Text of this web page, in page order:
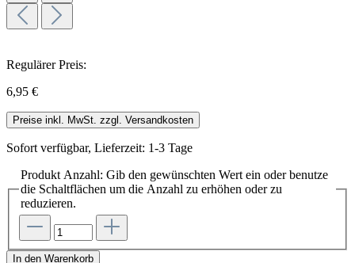
Regulärer Preis:
6,95 €
Preise inkl. MwSt. zzgl. Versandkosten
Sofort verfügbar, Lieferzeit: 1-3 Tage
Produkt Anzahl: Gib den gewünschten Wert ein oder benutze
die Schaltflächen um die Anzahl zu erhöhen oder zu
reduzieren.
In den Warenkorb